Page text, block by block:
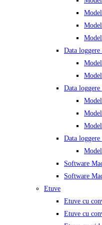
Data
Data
Data
Software
Software
Etuve
Etuve cu
Etuve cu